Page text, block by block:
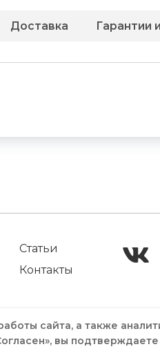
Доставка Гарантии
Статьи
Контакты
сайта, а также
вы подтверждаете